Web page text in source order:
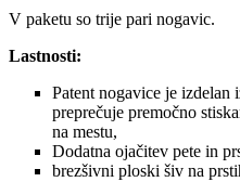
V paketu so trije pari nogavic.
Lastnosti:
Patent nogavice je izdelan
preprečuje premočno
na mestu,
Dodatna ojačitev pete in
brezšivni ploski šiv na